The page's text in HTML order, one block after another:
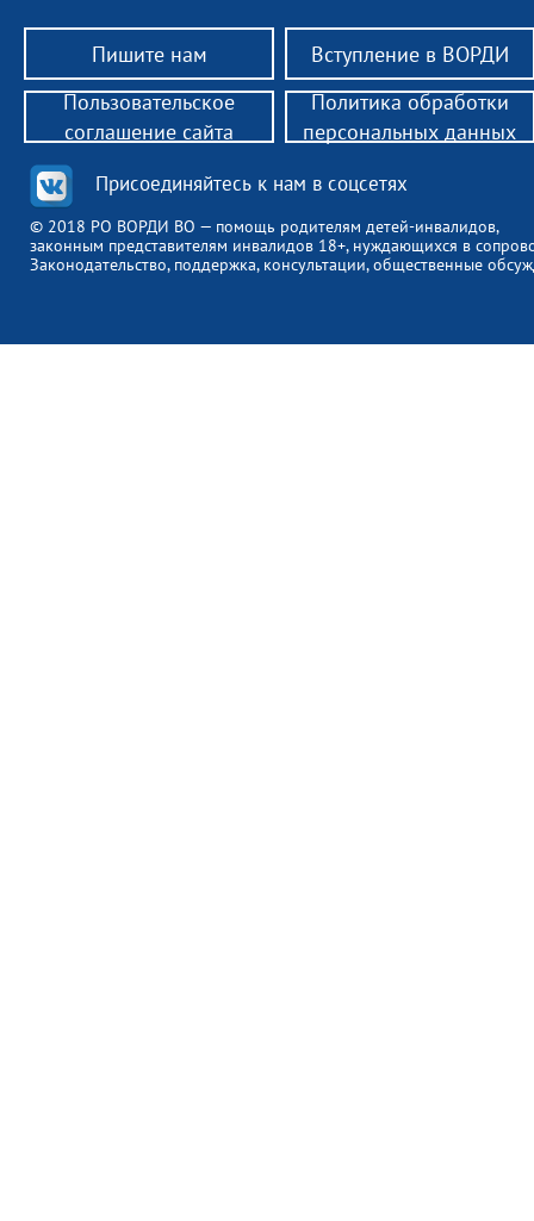
Пишите нам Вступление в ВОРДИ
© 2018 РО ВОРДИ ВО — помощь родителям детей-инвалидов,
законным представителям инвалидов 18+, нуждающихся в
Законодательство, поддержка, консультации, общественные
Присоединяйтесь к нам в соцсетях
Пользовательское
соглашение сайта
Политика обработки
персональных данных